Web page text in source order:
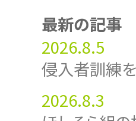
最新の記事
2026.8.5
侵入者訓練を
2026.8.3